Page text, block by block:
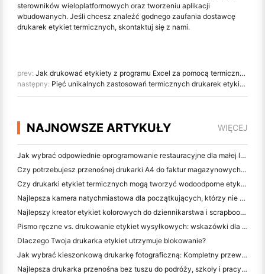
sterowników wieloplatformowych oraz tworzeniu aplikacji
wbudowanych. Jeśli chcesz znaleźć godnego zaufania dostawcę
drukarek etykiet termicznych, skontaktuj się z nami.
prev: Jak drukować etykiety z programu Excel za pomocą termicznej drukarki etykiet
następny: Pięć unikalnych zastosowań termicznych drukarek etykiet, o których nie wiedziałeś
NAJNOWSZE ARTYKUŁY WIĘCEJ
Jak wybrać odpowiednie oprogramowanie restauracyjne dla małej lub średniej restauracji
Czy potrzebujesz przenośnej drukarki A4 do faktur magazynowych? Co naprawdę działa
Czy drukarki etykiet termicznych mogą tworzyć wodoodporne etykiety dla produktów małych firm?
Najlepsza kamera natychmiastowa dla początkujących, którzy nie chcą marnować papieru
Najlepszy kreator etykiet kolorowych do dziennikarstwa i scrapbooking: dodaj więcej kolorów do każdej strony
Pismo ręczne vs. drukowanie etykiet wysyłkowych: wskazówki dla małych firm w 2026 roku
Dlaczego Twoja drukarka etykiet utrzymuje blokowanie?
Jak wybrać kieszonkową drukarkę fotograficzną: Kompletny przewodnik dla użytkowników dziennikarstwa, podróży i iPhone'a
Najlepsza drukarka przenośna bez tuszu do podróży, szkoły i pracy mobilnej: Hanin MT620 Pro Review